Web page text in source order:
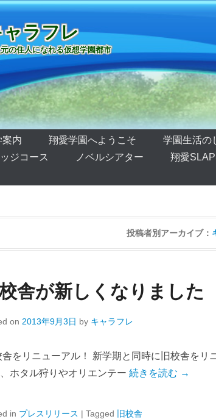
ラフレ
の住人になれる仮想学園都市
移動
案内 翔愛学園へようこそ 学園生活の
ジコース
ノベルシアター 翔愛
投稿者別アーカイブ：
校舎が新しくなりました
on 2013年9月3日 by キャラフレ
舎をリニューアル！ 新学期と同時に旧校舎を
ホタル狩りやオリエンテー 続きを読む →
in プレスリリース | Tagged 旧校舎